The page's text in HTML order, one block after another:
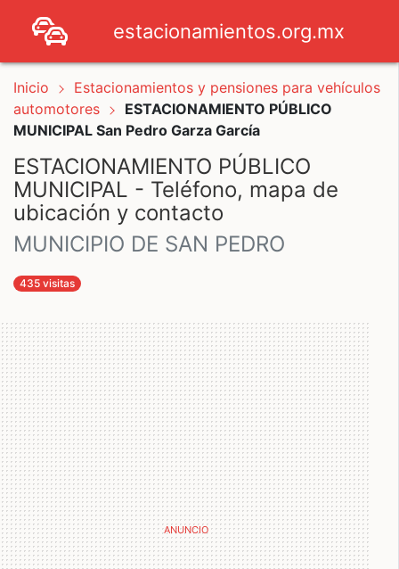
estacionamientos.org.mx
Inicio
Estacionamientos y pensiones para vehículos
automotores
ESTACIONAMIENTO PÚBLICO
MUNICIPAL San Pedro Garza García
ESTACIONAMIENTO PÚBLICO
MUNICIPAL - Teléfono, mapa de
ubicación y contacto
MUNICIPIO DE SAN PEDRO
435 visitas